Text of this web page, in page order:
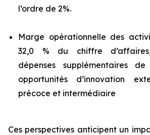
l’ordre de 2%.
Marge opérationnelle des
32,0 % du chiffre
dépenses supplémentaires
opportunités d’innovation
précoce et intermédiaire
Ces perspectives anticipent un